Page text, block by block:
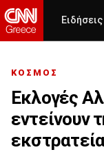
Ειδήσεις
ΚΟΣΜΟΣ
Εκλογές
εντείνουν